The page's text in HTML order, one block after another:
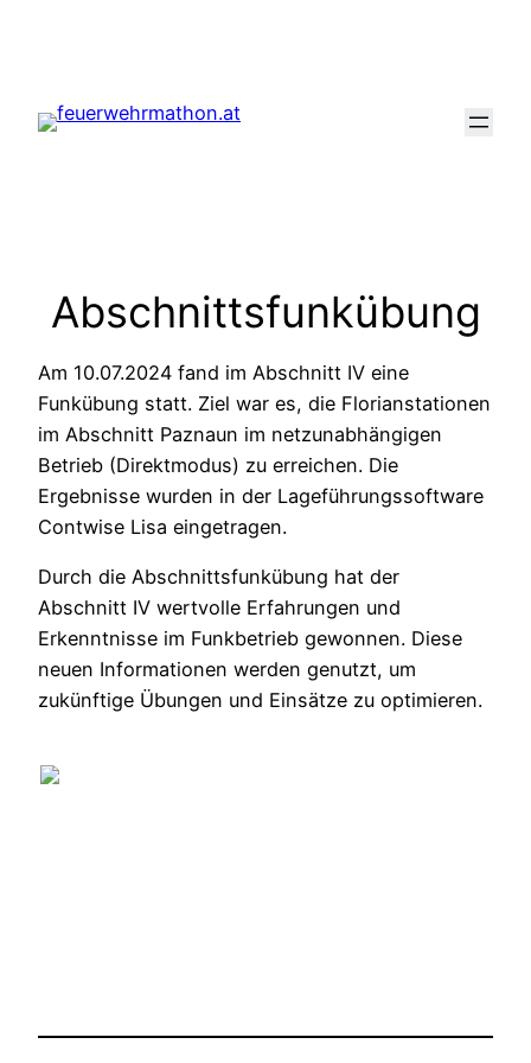
Abschnittsfunkübung
Am 10.07.2024 fand im Abschnitt IV eine
Funkübung statt. Ziel war es, die Florianstationen
im Abschnitt Paznaun im netzunabhängigen
Betrieb (Direktmodus) zu erreichen. Die
Ergebnisse wurden in der Lageführungssoftware
Contwise Lisa eingetragen.
Durch die Abschnittsfunkübung hat der
Abschnitt IV wertvolle Erfahrungen und
Erkenntnisse im Funkbetrieb gewonnen. Diese
neuen Informationen werden genutzt, um
zukünftige Übungen und Einsätze zu optimieren.